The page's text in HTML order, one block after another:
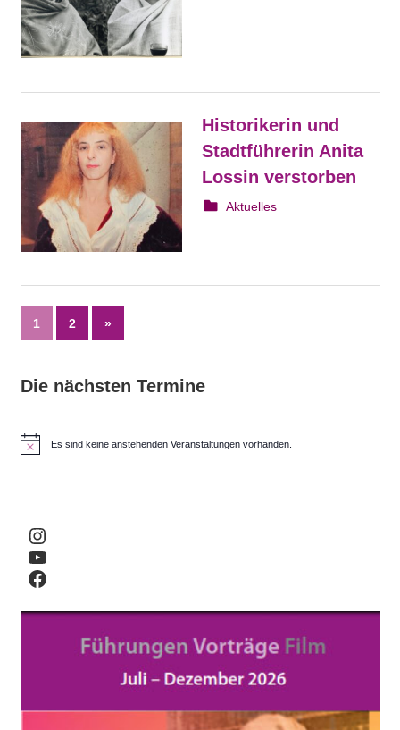
Historikerin und
Stadtführerin Anita
Lossin verstorben
2. Februar 2024
Irene Franken
Aktuelles
Seitennummerierung
Beiträge
1 2
Nächste
Beiträge
»
Die nächsten Termine
Es sind keine anstehenden Veranstaltungen vorhanden.
Instagram
YouTube
Facebook